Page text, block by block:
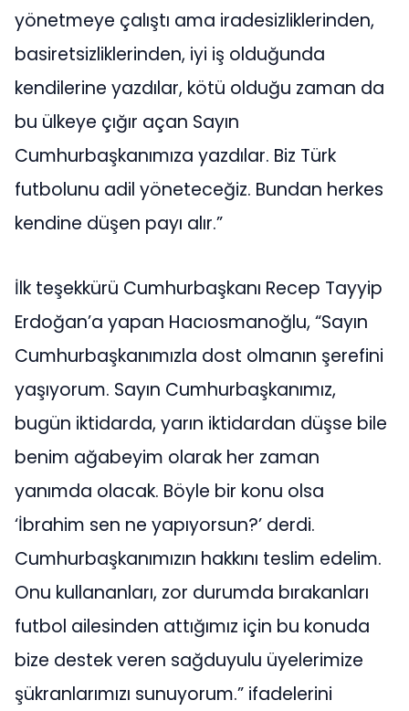
yönetmeye çalıştı ama iradesizliklerinden,
basiretsizliklerinden, iyi iş olduğunda
kendilerine yazdılar, kötü olduğu zaman da
bu ülkeye çığır açan Sayın
Cumhurbaşkanımıza yazdılar. Biz Türk
futbolunu adil yöneteceğiz. Bundan herkes
kendine düşen payı alır.”
İlk teşekkürü Cumhurbaşkanı Recep Tayyip
Erdoğan’a yapan Hacıosmanoğlu, “Sayın
Cumhurbaşkanımızla dost olmanın şerefini
yaşıyorum. Sayın Cumhurbaşkanımız,
bugün iktidarda, yarın iktidardan düşse bile
benim ağabeyim olarak her zaman
yanımda olacak. Böyle bir konu olsa
‘İbrahim sen ne yapıyorsun?’ derdi.
Cumhurbaşkanımızın hakkını teslim edelim.
Onu kullananları, zor durumda bırakanları
futbol ailesinden attığımız için bu konuda
bize destek veren sağduyulu üyelerimize
şükranlarımızı sunuyorum.” ifadelerini